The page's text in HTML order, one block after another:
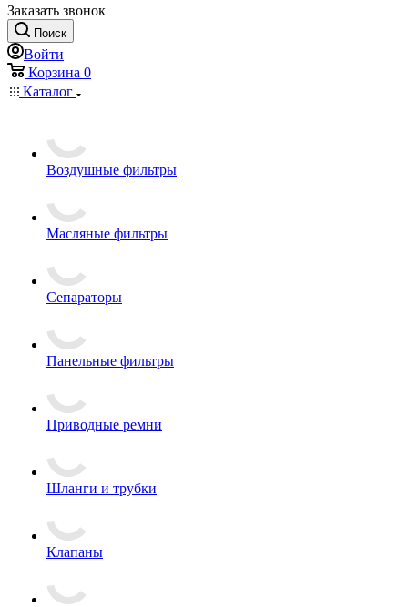
Заказать звонок
Поиск
Войти
Корзина 0
Каталог
Воздушные фильтры
Масляные фильтры
Сепараторы
Панельные фильтры
Приводные ремни
Шланги и трубки
Клапаны